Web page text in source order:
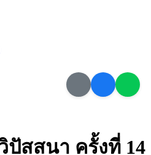
ปัสสนา ครั้งที่ 14